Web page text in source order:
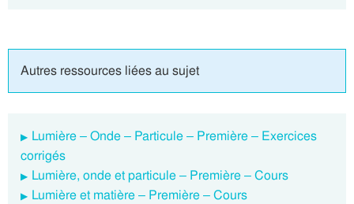
Autres ressources liées au sujet
Lumière – Onde – Particule – Première – Exercices
corrigés
Lumière, onde et particule – Première – Cours
Lumière et matière – Première – Cours